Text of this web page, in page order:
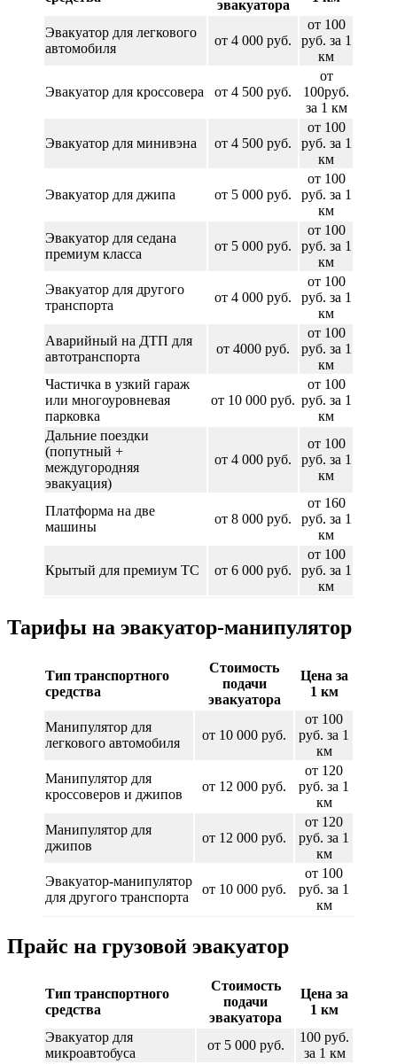
эвакуатора
Эвакуатор для легкового
автомобиля
от 4 000 руб.
от 100
руб. за 1
км
Эвакуатор для кроссовера от 4 500 руб.
от
100руб.
за 1 км
Эвакуатор для минивэна от 4 500 руб.
от 100
руб. за 1
км
Эвакуатор для джипа от 5 000 руб.
от 100
руб. за 1
км
Эвакуатор для седана
премиум класса
от 5 000 руб.
от 100
руб. за 1
км
Эвакуатор для другого
транспорта
от 4 000 руб.
от 100
руб. за 1
км
Аварийный на ДТП для
автотранспорта
от 4000 руб.
от 100
руб. за 1
км
Частичка в узкий гараж
или многоуровневая
парковка
от 10 000 руб.
от 100
руб. за 1
км
Дальние поездки
(попутный +
междугородняя
эвакуация)
от 4 000 руб.
от 100
руб. за 1
км
Платформа на две
машины
от 8 000 руб.
от 160
руб. за 1
км
Крытый для премиум ТС от 6 000 руб.
от 100
руб. за 1
км
Тарифы на эвакуатор-манипулятор
Тип транспортного
средства
Стоимость
подачи
эвакуатора
Цена за
1 км
Манипулятор для
легкового автомобиля
от 10 000 руб.
от 100
руб. за 1
км
Манипулятор для
кроссоверов и джипов
от 12 000 руб.
от 120
руб. за 1
км
Манипулятор для
джипов
от 12 000 руб.
от 120
руб. за 1
км
Эвакуатор-манипулятор
для другого транспорта
от 10 000 руб.
от 100
руб. за 1
км
Прайс на грузовой эвакуатор
Тип транспортного
средства
Стоимость
подачи
эвакуатора
Цена за
1 км
Эвакуатор для
микроавтобуса
от 5 000 руб.
100 руб.
за 1 км